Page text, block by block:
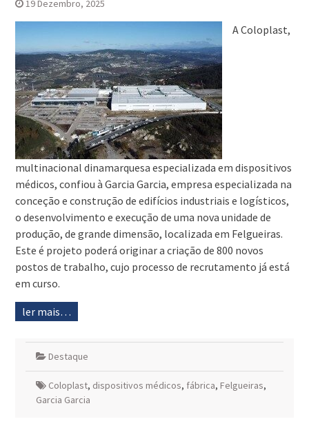
19 Dezembro, 2025
A Coloplast,
multinacional dinamarquesa especializada em dispositivos
médicos, confiou à Garcia Garcia, empresa especializada na
conceção e construção de edifícios industriais e logísticos,
o desenvolvimento e execução de uma nova unidade de
produção, de grande dimensão, localizada em Felgueiras.
Este é projeto poderá originar a criação de 800 novos
postos de trabalho, cujo processo de recrutamento já está
em curso.
ler mais…
Destaque
Coloplast, dispositivos médicos, fábrica, Felgueiras,
Garcia Garcia